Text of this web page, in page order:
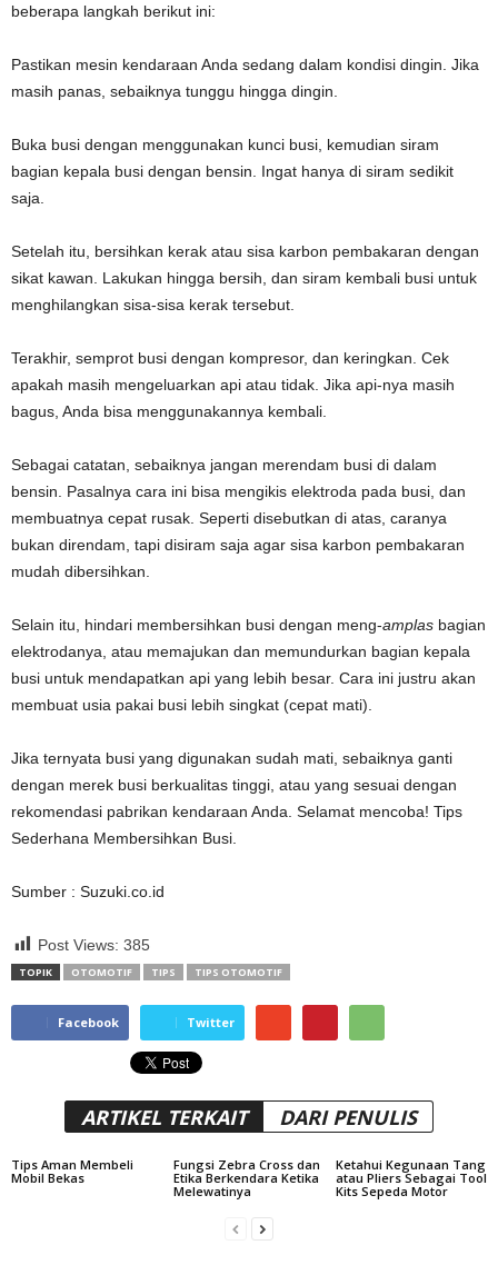
beberapa langkah berikut ini:
Pastikan mesin kendaraan Anda sedang dalam kondisi dingin. Jika
masih panas, sebaiknya tunggu hingga dingin.
Buka busi dengan menggunakan kunci busi, kemudian siram
bagian kepala busi dengan bensin. Ingat hanya di siram sedikit
saja.
Setelah itu, bersihkan kerak atau sisa karbon pembakaran dengan
sikat kawan. Lakukan hingga bersih, dan siram kembali busi untuk
menghilangkan sisa-sisa kerak tersebut.
Terakhir, semprot busi dengan kompresor, dan keringkan. Cek
apakah masih mengeluarkan api atau tidak. Jika api-nya masih
bagus, Anda bisa menggunakannya kembali.
Sebagai catatan, sebaiknya jangan merendam busi di dalam
bensin. Pasalnya cara ini bisa mengikis elektroda pada busi, dan
membuatnya cepat rusak. Seperti disebutkan di atas, caranya
bukan direndam, tapi disiram saja agar sisa karbon pembakaran
mudah dibersihkan.
Selain itu, hindari membersihkan busi dengan meng-amplas bagian
elektrodanya, atau memajukan dan memundurkan bagian kepala
busi untuk mendapatkan api yang lebih besar. Cara ini justru akan
membuat usia pakai busi lebih singkat (cepat mati).
Jika ternyata busi yang digunakan sudah mati, sebaiknya ganti
dengan merek busi berkualitas tinggi, atau yang sesuai dengan
rekomendasi pabrikan kendaraan Anda. Selamat mencoba! Tips
Sederhana Membersihkan Busi.
Sumber : Suzuki.co.id
Post Views: 385
TOPIK OTOMOTIF TIPS TIPS OTOMOTIF
Facebook Twitter
ARTIKEL TERKAIT DARI PENULIS
Tips Aman Membeli
Mobil Bekas
Fungsi Zebra Cross dan
Etika Berkendara Ketika
Melewatinya
Ketahui Kegunaan Tang
atau Pliers Sebagai Tool
Kits Sepeda Motor